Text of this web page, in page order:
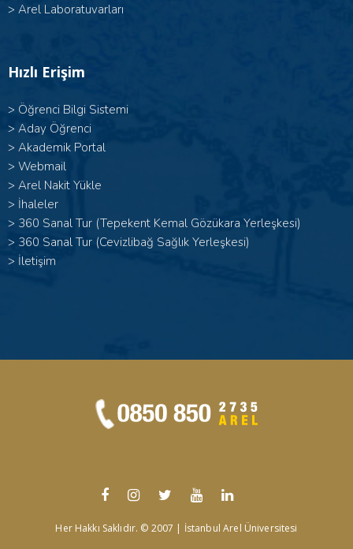
> Arel Laboratuvarları
Hızlı Erişim
> Öğrenci Bilgi Sistemi
> Aday Öğrenci
> Akademik Portal
> Webmail
> Arel Nakit Yükle
> İhaleler
> 360 Sanal Tur (Tepekent Kemal Gözükara Yerleşkesi)
> 360 Sanal Tur (Cevizlibağ Sağlık Yerleşkesi)
> İletişim
Her Hakkı Saklıdır. © 2007 | İstanbul Arel Üniversitesi